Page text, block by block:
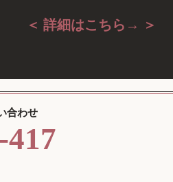
＜ 詳細はこちら→ ＞
合わせ
417